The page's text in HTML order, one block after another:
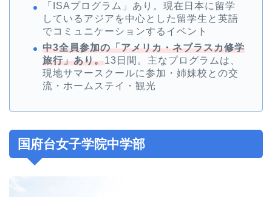
「ISAプログラム」あり。現在日本に留学
しているアジアを中心とした留学生と英語
でコミュニケーションするイベント
中3全員参加の「アメリカ・ネブラスカ修学
旅行」あり。13日間。主なプログラムは、
現地サマースクールに参加・姉妹校との交
流・ホームステイ・観光
国府台女子学院中学部